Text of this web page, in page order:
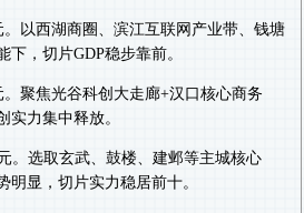
。以西湖商圈、滨江互联网产业带、钱塘
，切片GDP稳步靠前。
。聚焦光谷科创大走廊+汉口核心商务
实力集中释放。
。选取玄武、鼓楼、建邺等主城核心
明显，切片实力稳居前十。